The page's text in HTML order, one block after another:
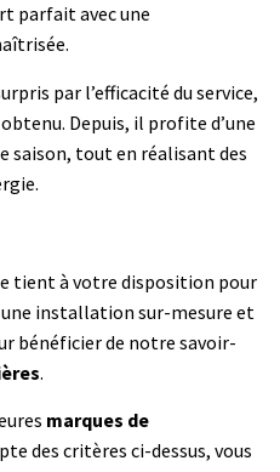
parfait avec une
par l’efficacité du service,
Depuis, il profite d’une
saison, tout en réalisant des
tient à votre disposition pour
installation sur-mesure et
bénéficier de notre savoir-
.
marques de
des critères ci-dessus, vous